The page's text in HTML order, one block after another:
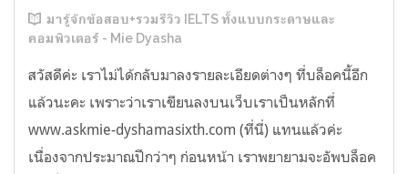
มารู้จักข้อสอบ+รวมรีวิว IELTS ทั้งแบบกระดาษและ
คอมพิวเตอร์ - Mie Dyasha
สวัสดีค่ะ เราไม่ได้กลับมาลงรายละเอียดต่างๆ ที่บล็อคนี้อีก
แล้วนะคะ เพราะว่าเราเขียนลงบนเว็บเราเป็นหลักที่
www.askmie-dyshamasixth.com (ที่นี่) แทนแล้วค่ะ
เนื่องจากประมาณปีกว่าๆ ก่อนหน้า เราพยายามจะอัพบล็อค